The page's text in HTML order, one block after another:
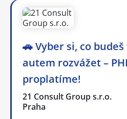
🚗 Vyber si, co
autem rozvážet –
proplatíme!
21 Consult Group s.r.o.
Praha